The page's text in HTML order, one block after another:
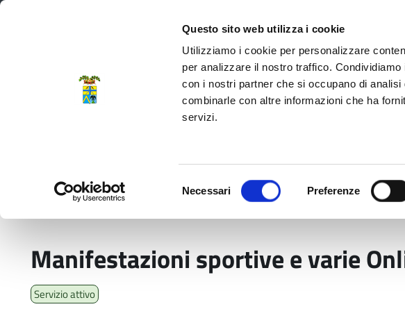
Questo sito web utilizza i cookie
Utilizziamo i cookie per personalizzare
per analizzare il nostro traffico.
con i nostri partner che si occupano di
combinarle con altre informazioni che ha
servizi.
Necessari Preferenze
Provincia di Modena
Manifestazioni sportive e varie
Servizio attivo